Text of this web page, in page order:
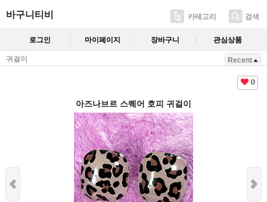
바구니티비 카테고리 검색
로그인 마이페이지 장바구니 관심상품
귀걸이 Recent
0
아즈나브르 스퀘어 호피 귀걸이